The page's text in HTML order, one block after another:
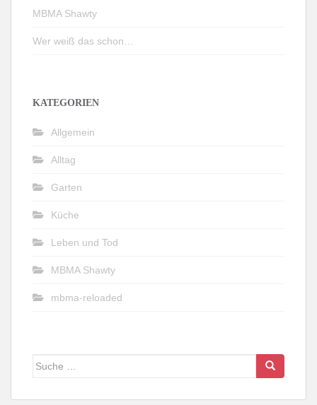
MBMA Shawty
Wer weiß das schon…
KATEGORIEN
Allgemein
Alltag
Garten
Küche
Leben und Tod
MBMA Shawty
mbma-reloaded
Suche